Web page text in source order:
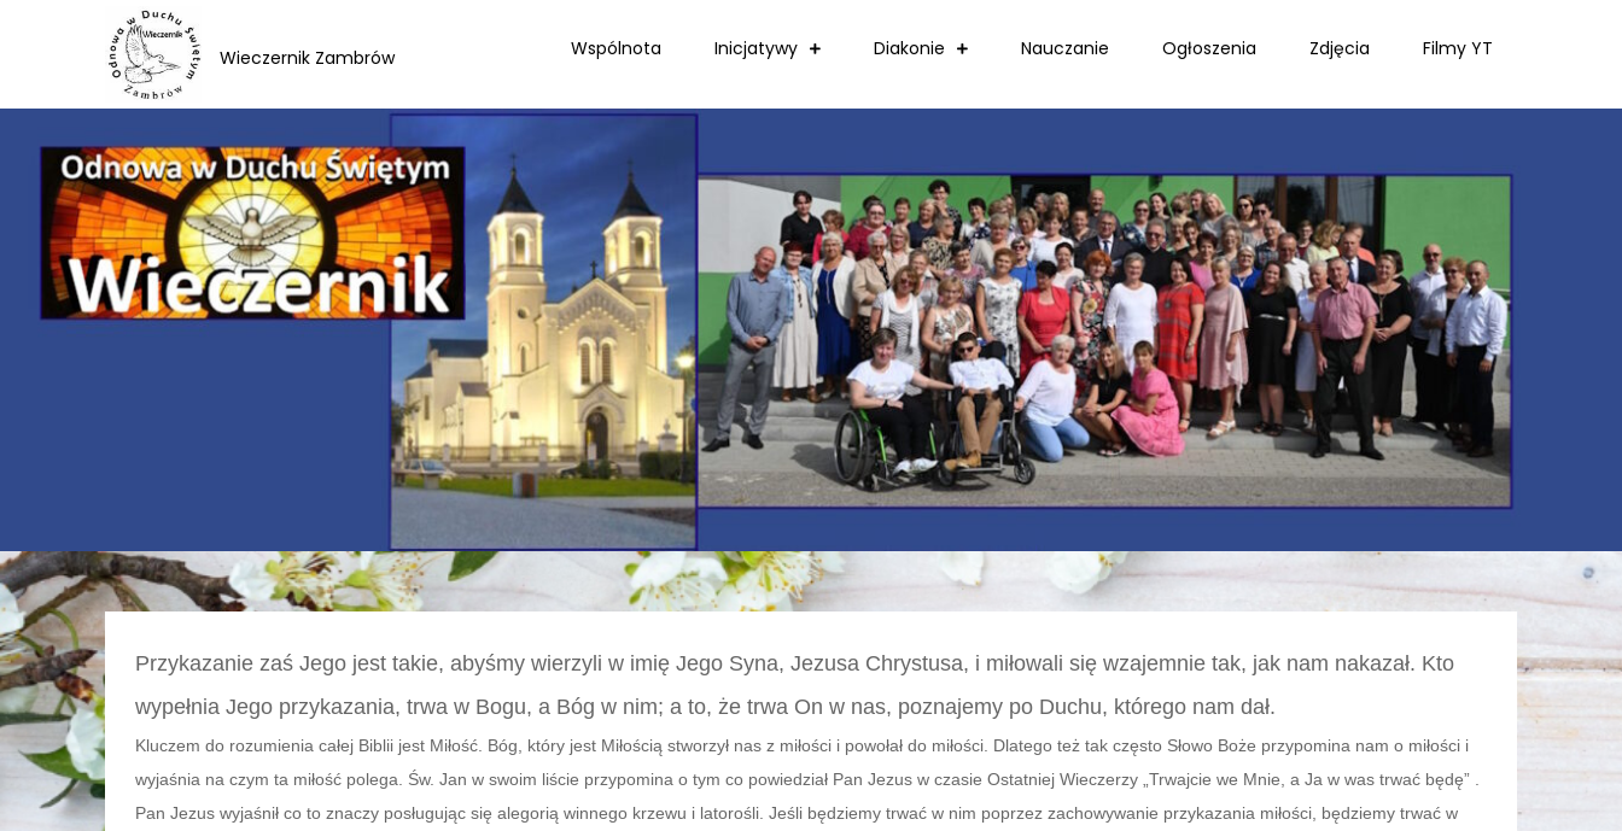
Wieczernik Zambrów Wspólnota Inicjatywy Diakonie Nauczanie Ogłoszenia Zdjęcia Filmy YT
Przykazanie zaś Jego jest takie, abyśmy wierzyli w imię Jego Syna, Jezusa Chrystusa, i miłowali się wzajemnie tak, jak nam nakazał. Kto
wypełnia Jego przykazania, trwa w Bogu, a Bóg w nim; a to, że trwa On w nas, poznajemy po Duchu, którego nam dał.
Kluczem do rozumienia całej Biblii jest Miłość. Bóg, który jest Miłością stworzył nas z miłości i powołał do miłości. Dlatego też tak często Słowo Boże przypomina nam o miłości i
wyjaśnia na czym ta miłość polega. Św. Jan w swoim liście przypomina o tym co powiedział Pan Jezus w czasie Ostatniej Wieczerzy „Trwajcie we Mnie, a Ja w was trwać będę” .
Pan Jezus wyjaśnił co to znaczy posługując się alegorią winnego krzewu i latorośli. Jeśli będziemy trwać w nim poprzez zachowywanie przykazania miłości, będziemy trwać w